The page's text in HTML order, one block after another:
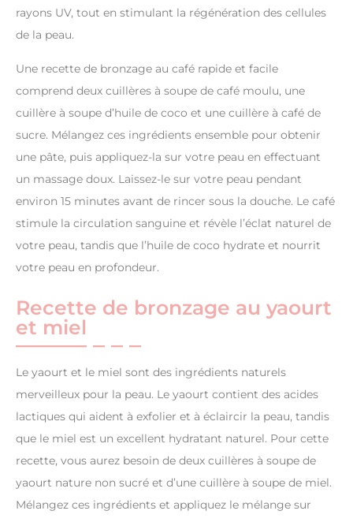
rayons UV, tout en stimulant la régénération des cellules
de la peau.
Une recette de bronzage au café rapide et facile
comprend deux cuillères à soupe de café moulu, une
cuillère à soupe d’huile de coco et une cuillère à café de
sucre. Mélangez ces ingrédients ensemble pour obtenir
une pâte, puis appliquez-la sur votre peau en effectuant
un massage doux. Laissez-le sur votre peau pendant
environ 15 minutes avant de rincer sous la douche. Le café
stimule la circulation sanguine et révèle l’éclat naturel de
votre peau, tandis que l’huile de coco hydrate et nourrit
votre peau en profondeur.
Recette de bronzage au yaourt
et miel
Le yaourt et le miel sont des ingrédients naturels
merveilleux pour la peau. Le yaourt contient des acides
lactiques qui aident à exfolier et à éclaircir la peau, tandis
que le miel est un excellent hydratant naturel. Pour cette
recette, vous aurez besoin de deux cuillères à soupe de
yaourt nature non sucré et d’une cuillère à soupe de miel.
Mélangez ces ingrédients et appliquez le mélange sur